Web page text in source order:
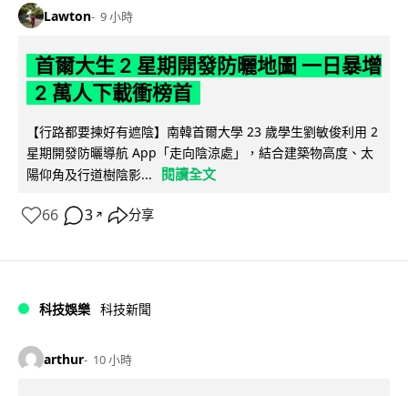
Lawton 9 小時
首爾大生 2 星期開發防曬地圖 一日暴增
2 萬人下載衝榜首
【行路都要揀好有遮陰】南韓首爾大學 23 歲學生劉敏俊利用 2
星期開發防曬導航 App「走向陰涼處」，結合建築物高度、太
陽仰角及行道樹陰影...
閱讀全文
66 3 ↗ 分享
科技娛樂 科技新聞
arthur 10 小時